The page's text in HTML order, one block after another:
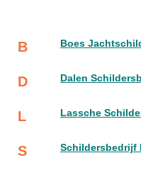
B Boes
D Dalen
L Lassche
S Schildersbedrijf